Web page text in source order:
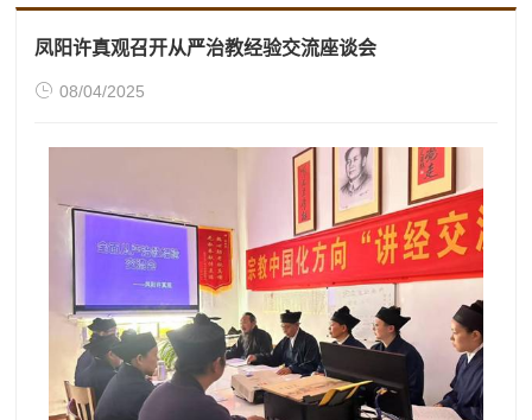
凤阳许真观召开从严治教经验交流座谈会
 08/04/2025